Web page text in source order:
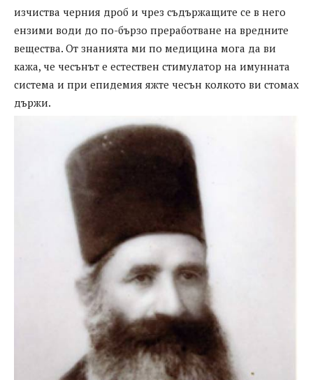
изчиства черния дроб и чрез съдържащите се в него
ензими води до по-бързо преработване на вредните
вещества. От знанията ми по медицина мога да ви
кажа, че чесънът е естествен стимулатор на имунната
система и при епидемия яжте чесън колкото ви стомах
държи.